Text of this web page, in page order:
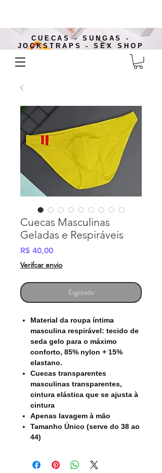
CUECAS - SUNGAS -
JOCKSTRAPS - SEX SHOP
Cuecas Masculinas
Geladas e Respiráveis
R$ 40,00Preço
Verifcar envio
Esgotado
Material da roupa íntima
masculina respirável: tecido de
seda gelo para o máximo
conforto, 85% nylon + 15%
elastano.
Cuecas transparentes
masculinas transparentes,
cintura elástica que se ajusta à
cintura
Apenas lavagem à mão
Tamanho Único (serve do 38 ao
44)